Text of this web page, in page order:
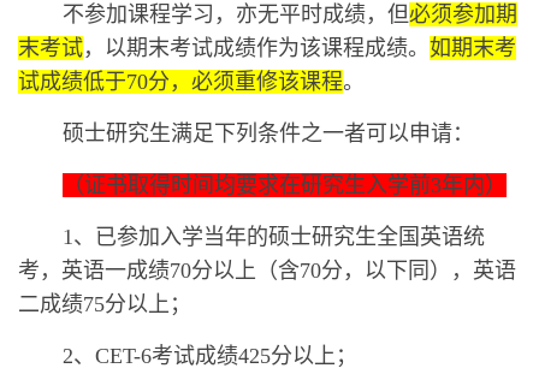
不参加课程学习，亦无平时成绩，但必须参加期
末考试，以期末考试成绩作为该课程成绩。 如期末考
试成绩低于70分，必须重修该课程。
硕士研究生满足下列条件之一者可以申请：
（证书取得时间均要求在研究生入学前3年内）
‍‍1、‍‍已参加入学当年的硕士研究生全国英语统
考，英语一成绩70分以上（含70分，以下同），英语
二成绩75分以上；
2、CET-6考试成绩425分以上；